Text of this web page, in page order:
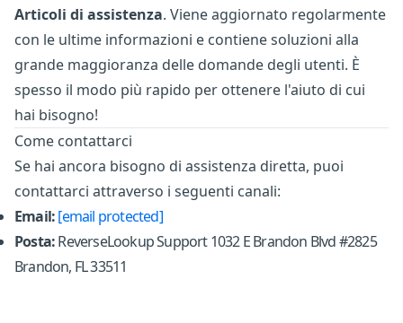
Articoli di assistenza. Viene aggiornato regolarmente
con le ultime informazioni e contiene soluzioni alla
grande maggioranza delle domande degli utenti. È
spesso il modo più rapido per ottenere l'aiuto di cui
hai bisogno!
Come contattarci
Se hai ancora bisogno di assistenza diretta, puoi
contattarci attraverso i seguenti canali:
Email:[email protected]
Posta:ReverseLookup Support 1032 E Brandon Blvd #2825
Brandon, FL 33511